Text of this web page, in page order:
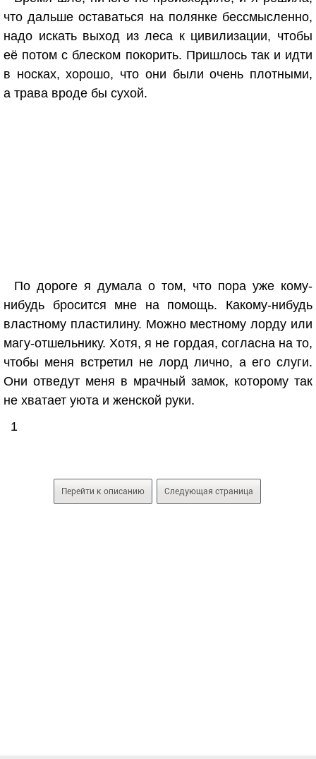
что дальше оставаться на полянке бессмысленно,
надо искать выход из леса к цивилизации, чтобы
её потом с блеском покорить. Пришлось так и идти
в носках, хорошо, что они были очень плотными,
а трава вроде бы сухой.
По дороге я думала о том, что пора уже кому-
нибудь бросится мне на помощь. Какому-нибудь
властному пластилину. Можно местному лорду или
магу-отшельнику. Хотя, я не гордая, согласна на то,
чтобы меня встретил не лорд лично, а его слуги.
Они отведут меня в мрачный замок, которому так
не хватает уюта и женской руки.
1
Перейти к описанию Следующая страница